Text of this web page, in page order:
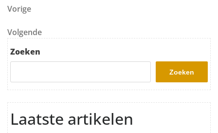
Berichtnavigatie
Vorig bericht
Vorige
Volgend bericht
Volgende
Zoeken
Zoeken
Laatste artikelen